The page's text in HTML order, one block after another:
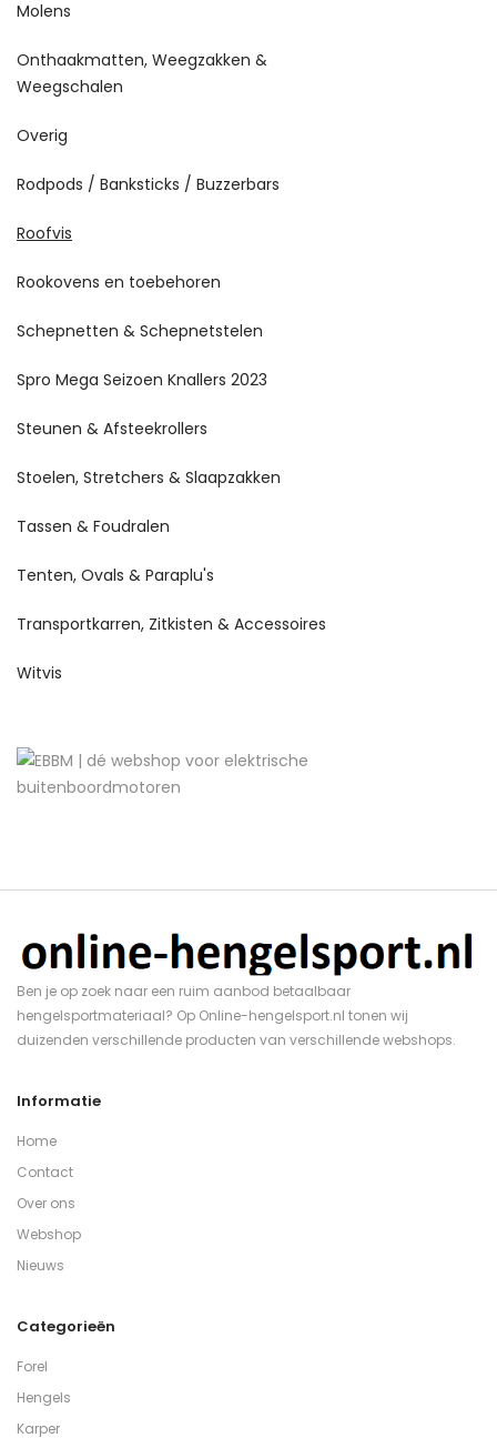
Molens
Onthaakmatten, Weegzakken &
Weegschalen
Overig
Rodpods / Banksticks / Buzzerbars
Roofvis
Rookovens en toebehoren
Schepnetten & Schepnetstelen
Spro Mega Seizoen Knallers 2023
Steunen & Afsteekrollers
Stoelen, Stretchers & Slaapzakken
Tassen & Foudralen
Tenten, Ovals & Paraplu's
Transportkarren, Zitkisten & Accessoires
Witvis
Ben je op zoek naar een ruim aanbod betaalbaar
hengelsportmateriaal? Op Online-hengelsport.nl tonen wij
duizenden verschillende producten van verschillende webshops.
Informatie
Home
Contact
Over ons
Webshop
Nieuws
Categorieën
Forel
Hengels
Karper